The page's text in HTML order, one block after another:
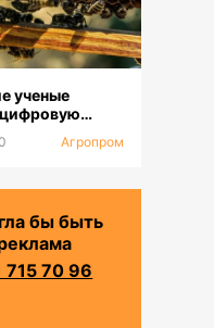
ученые
Агропром
бы быть
70 96